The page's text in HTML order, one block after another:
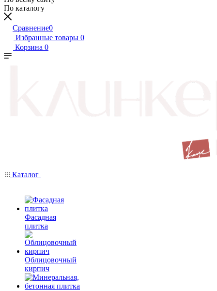
По каталогу
Сравнение0
Избранные товары 0
Корзина 0
Каталог
Фасадная
плитка
Облицовочный
кирпич